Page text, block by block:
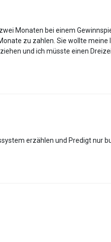
Monaten bei einem
zu zahlen. Sie wollte
und ich müsste einen
erzählen und Predigt nur